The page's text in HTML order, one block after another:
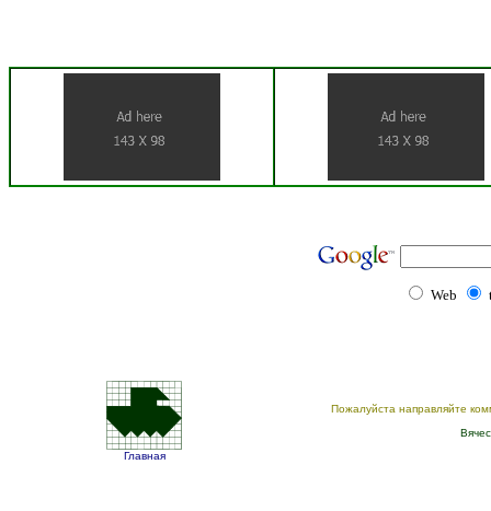
Web
Главная
Пожалуйста направляйте